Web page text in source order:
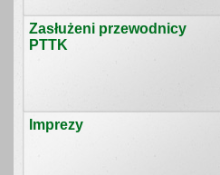
Zasłużeni przewodnicy
PTTK
Imprezy